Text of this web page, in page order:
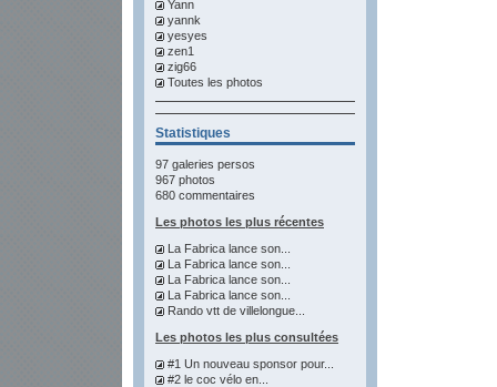
Yann
yannk
yesyes
zen1
zig66
Toutes les photos
Statistiques
97 galeries persos
967 photos
680 commentaires
Les photos les plus récentes
La Fabrica lance son...
La Fabrica lance son...
La Fabrica lance son...
La Fabrica lance son...
Rando vtt de villelongue...
Les photos les plus consultées
#1 Un nouveau sponsor pour...
#2 le coc vélo en...